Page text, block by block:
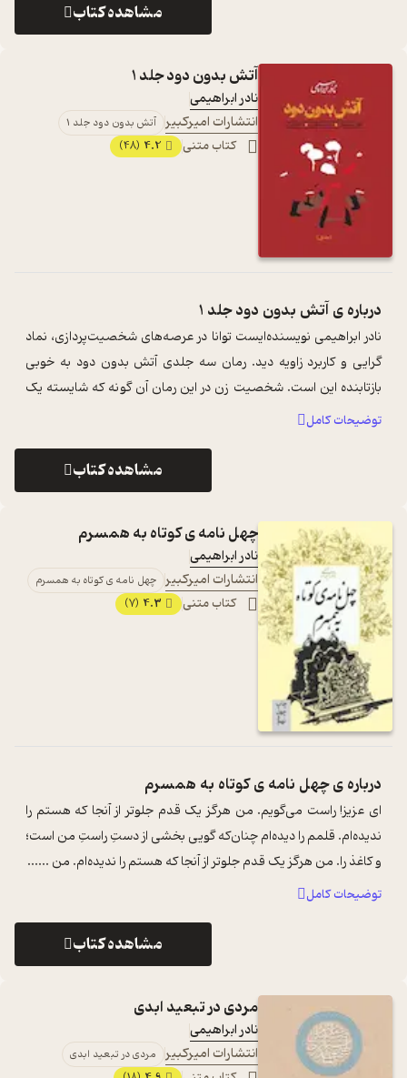
مشاهده کتاب
آتش بدون دود جلد 1
نادر ابراهیمی
انتشارات امیرکبیر
آتش بدون دود جلد 1
کتاب متنی 4.2
(48)
درباره ی آتش بدون دود جلد 1
نادر ابراهیمی نویسنده‌ایست توانا در عرصه‌های شخصیت‌پردازی، نماد
گرایی و کاربرد زاویه دید. رمان سه جلدی آتش بدون دود به خوبی
بازتابنده این است. شخصیت زن در این رمان آن گونه که شایسته یک
زن ترکمن می‌با ...
توضیحات کامل
مشاهده کتاب
چهل نامه ی کوتاه به همسرم
نادر ابراهیمی
انتشارات امیرکبیر چهل نامه ی کوتاه به همسرم
کتاب متنی 4.3
(7)
درباره یچهل نامه ی کوتاه به همسرم
ای عزیز! راست می‌گویم. من هرگز یک قدم جلوتر از آنجا که هستم را
ندیده‌ام. قلمم را دیده‌ام چنان‌که گویی بخشی از دستِ راستِ من است؛
و کاغذ را. من هرگز یک قدم جلوتر از آنجا که هستم را ندیده‌ام. من ......
توضیحات کامل
مشاهده کتاب
مردی در تبعید ابدی
نادر ابراهیمی
انتشارات امیرکبیر
مردی در تبعید ابدی